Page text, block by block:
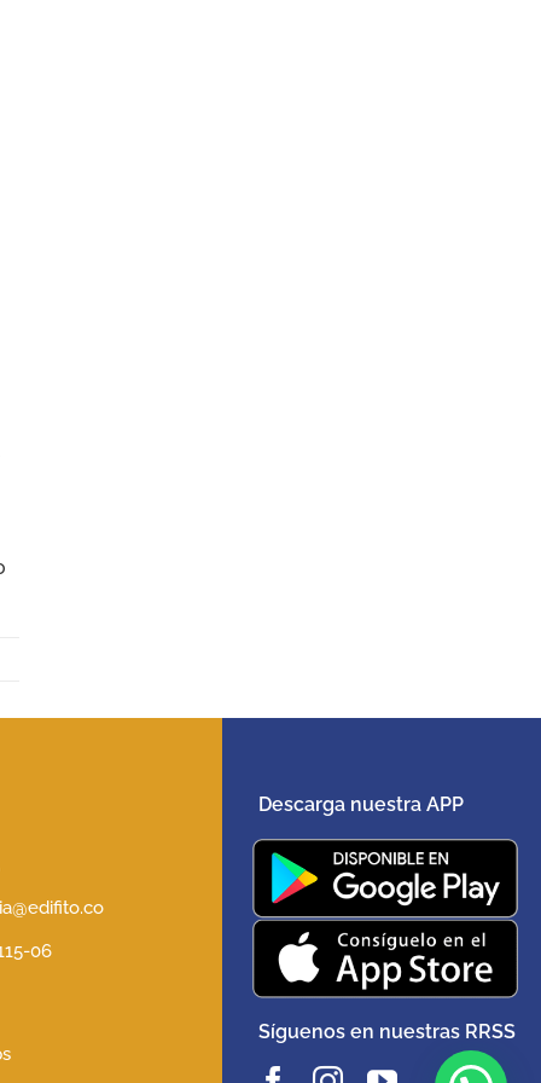
06
Descarga nuestra APP
Síguenos en nuestras RRSS